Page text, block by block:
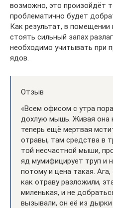
возможно, это произойдёт
проблематично будет
Как результат, в
стоять сильный запах
необходимо учитывать при
ядов.
Отзыв
«Всем офисом с утра
дохлую мышь. Живая она
теперь ещё мертвая
отравы, там средства в
той несчастной мыши,
яд мумифицирует труп и
потому и цена такая.
как отраву разложили,
миленькая, и не
вызывали, он её из